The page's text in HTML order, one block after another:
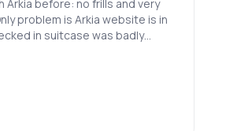
Arkia before: no frills and very
problem is Arkia website is in
in suitcase was badly